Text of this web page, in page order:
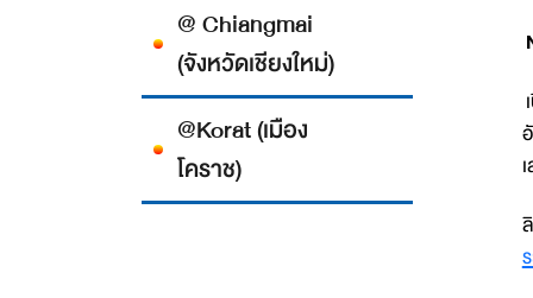
@ Chiangmai
(จังหวัดเชียงใหม่)
@Korat (เมือง
โคราช)